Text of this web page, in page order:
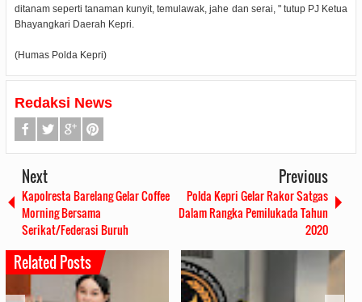
ditanam seperti tanaman kunyit, temulawak, jahe dan serai, " tutup PJ Ketua
Bhayangkari Daerah Kepri.
(Humas Polda Kepri)
Redaksi News
Next
Kapolresta Barelang Gelar Coffee
Morning Bersama
Serikat/Federasi Buruh
Previous
Polda Kepri Gelar Rakor Satgas
Dalam Rangka Pemilukada Tahun
2020
Related Posts